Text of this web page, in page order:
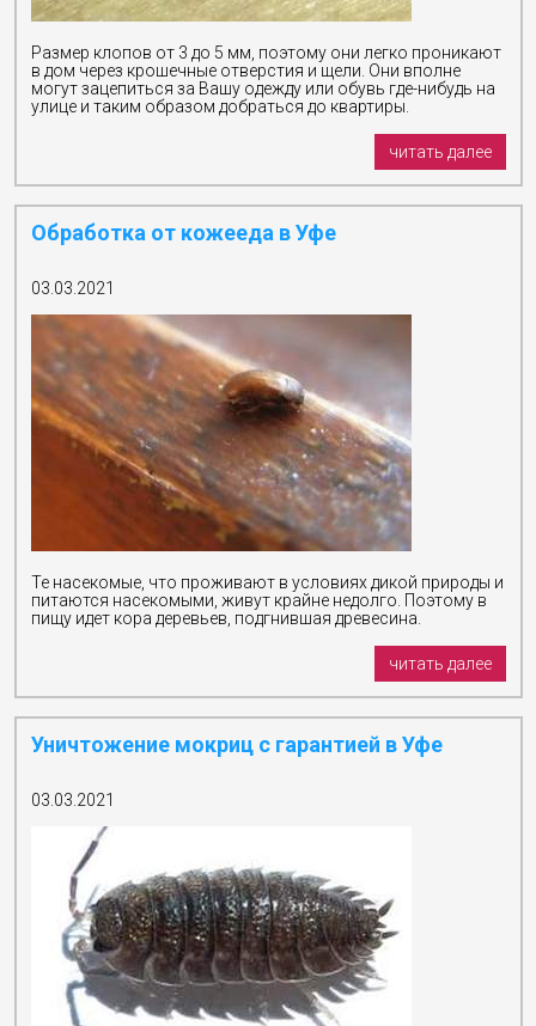
Уничтожение
пауков
Уничтожение
короеда
Уничтожение
змей
Уничтожение
мокриц
уховерток
Уничтожение
пчел
Уничтожение
ос
Уничтожение
шершней
Уничтожение
насекомых
Фумигация
фосфином
Уничтожение
блох
в
общепите
ОБРАБОТКА
ОТ
КОРОНАВИРУСА
по
автотранспорта
плесени
к
обработке
Заключить
договор
Размер клопов от 3 до 5 мм, поэтому они легко проникают
в дом через крошечные отверстия и щели. Они вполне
могут зацепиться за Вашу одежду или обувь где-нибудь на
улице и таким образом добраться до квартиры.
читать далее
Обработка от кожееда в Уфе
03.03.2021
Те насекомые, что проживают в условиях дикой природы и
питаются насекомыми, живут крайне недолго. Поэтому в
пищу идет кора деревьев, подгнившая древесина.
читать далее
Уничтожение мокриц с гарантией в Уфе
03.03.2021